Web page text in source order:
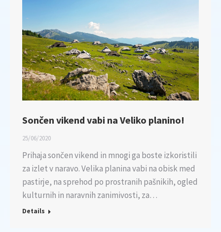
Sončen vikend vabi na Veliko planino!
25/06/2020
Prihaja sončen vikend in mnogi ga boste izkoristili
za izlet v naravo. Velika planina vabi na obisk med
pastirje, na sprehod po prostranih pašnikih, ogled
kulturnih in naravnih zanimivosti, za…
Details